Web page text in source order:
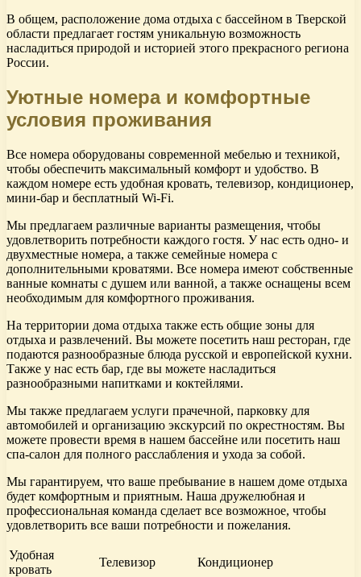
В общем, расположение дома отдыха с бассейном в Тверской
области предлагает гостям уникальную возможность
насладиться природой и историей этого прекрасного региона
России.
Уютные номера и комфортные
условия проживания
Все номера оборудованы современной мебелью и техникой,
чтобы обеспечить максимальный комфорт и удобство. В
каждом номере есть удобная кровать, телевизор, кондиционер,
мини-бар и бесплатный Wi-Fi.
Мы предлагаем различные варианты размещения, чтобы
удовлетворить потребности каждого гостя. У нас есть одно- и
двухместные номера, а также семейные номера с
дополнительными кроватями. Все номера имеют собственные
ванные комнаты с душем или ванной, а также оснащены всем
необходимым для комфортного проживания.
На территории дома отдыха также есть общие зоны для
отдыха и развлечений. Вы можете посетить наш ресторан, где
подаются разнообразные блюда русской и европейской кухни.
Также у нас есть бар, где вы можете насладиться
разнообразными напитками и коктейлями.
Мы также предлагаем услуги прачечной, парковку для
автомобилей и организацию экскурсий по окрестностям. Вы
можете провести время в нашем бассейне или посетить наш
спа-салон для полного расслабления и ухода за собой.
Мы гарантируем, что ваше пребывание в нашем доме отдыха
будет комфортным и приятным. Наша дружелюбная и
профессиональная команда сделает все возможное, чтобы
удовлетворить все ваши потребности и пожелания.
Удобная
кровать
Телевизор Кондиционер